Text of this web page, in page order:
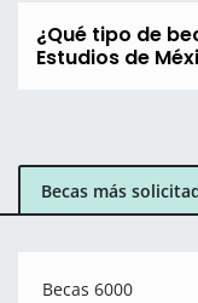
¿Qué tipo de
Estudios de
Becas más
Becas 6000